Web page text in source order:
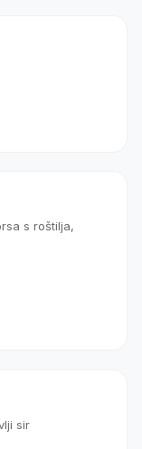
s roštilja,
sir